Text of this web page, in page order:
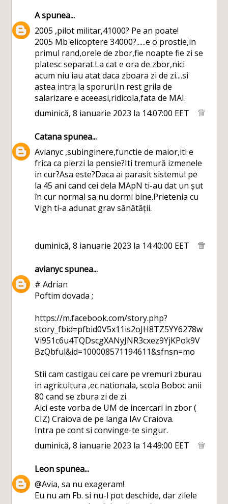
Aspunea...
2005 ,pilot militar,41000? Pe an poate!
2005 Mb elicoptere 34000?......e o prostie,in
primul rand,orele de zbor,fie noapte fie zi se
platesc separat.La cat e ora de zbor,nici
acum niu iau atat daca zboara zi de zi....si
astea intra la sporuri.In rest grila de
salarizare e aceeasi,ridicola,fata de MAI.
duminică, 8 ianuarie 2023 la 14:07:00 EET
Catanaspunea...
Avianyc ,subinginere,functie de maior,iti e
frica ca pierzi la pensie?Iti tremură izmenele
in cur?Asa este?Daca ai parasit sistemul pe
la 45 ani cand cei dela MApN ti-au dat un șut
în cur normal sa nu dormi bine.Prietenia cu
Vigh ti-a adunat grav sănătății.
duminică, 8 ianuarie 2023 la 14:40:00 EET
avianycspunea...
# Adrian
Poftim dovada ;
https://m.facebook.com/story.php?
story_fbid=pfbid0V5x11is2oJH8TZ5YY6278w
Vi951c6u4TQDscgXANyJNR3cxez9YjKPok9V
BzQbful&id=100008571194611&sfnsn=mo
Stii cam castigau cei care pe vremuri zburau
in agricultura ,ec.nationala, scola Boboc anii
80 cand se zbura zi de zi.
Aici este vorba de UM de incercari in zbor (
CIZ) Craiova de pe langa IAv Craiova.
Intra pe cont si convinge-te singur.
duminică, 8 ianuarie 2023 la 14:49:00 EET
Leonspunea...
@Avia, sa nu exageram!
Eu nu am Fb. si nu-l pot deschide, dar zilele